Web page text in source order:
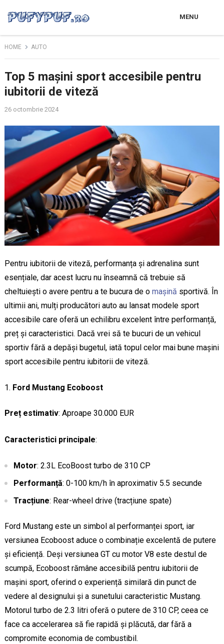
MENU
HOME AUTO
Top 5 mașini sport accesibile pentru
iubitorii de viteză
26 octombrie 2024
Pentru iubitorii de viteză, performanța și adrenalina sunt
esențiale, dar acest lucru nu înseamnă că trebuie să
cheltuiești o avere pentru a te bucura de o mașină sportivă. În
ultimii ani, mulți producători auto au lansat modele sport
accesibile care oferă un echilibru excelent între performanță,
preț și caracteristici. Dacă vrei să te bucuri de un vehicul
sportiv fără a depăși bugetul, iată topul celor mai bune mașini
sport accesibile pentru iubitorii de viteză.
Ford Mustang Ecoboost
Preț estimativ: Aproape 30.000 EUR
Caracteristici principale:
Motor: 2.3L EcoBoost turbo de 310 CP
Performanță: 0-100 km/h în aproximativ 5.5 secunde
Tracțiune: Rear-wheel drive (tracțiune spate)
Ford Mustang este un simbol al performanței sport, iar
versiunea Ecoboost aduce o combinație excelentă de putere
și eficiență. Deși versiunea GT cu motor V8 este destul de
scumpă, Ecoboost rămâne accesibilă pentru iubitorii de
mașini sport, oferind o experiență similară din punct de
vedere al designului și a sunetului caracteristic Mustang.
Motorul turbo de 2.3 litri oferă o putere de 310 CP, ceea ce
face ca accelerarea să fie rapidă și plăcută, dar fără a
compromite economia de combustibil.